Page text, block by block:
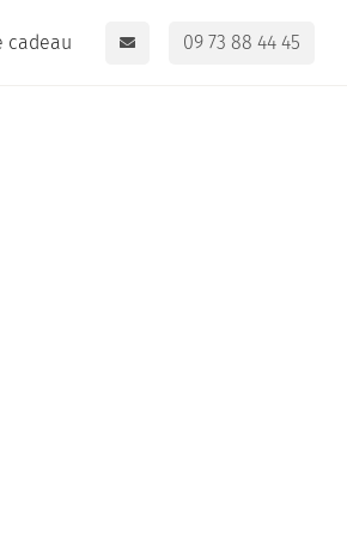
cadeau 09 73 88 44 45